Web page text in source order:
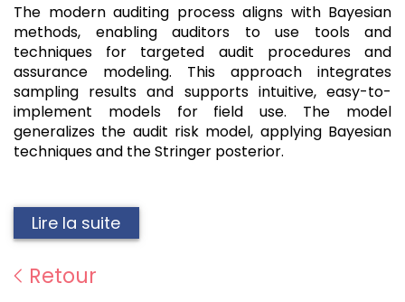
The modern auditing process aligns with Bayesian
methods, enabling auditors to use tools and
techniques for targeted audit procedures and
assurance modeling. This approach integrates
sampling results and supports intuitive, easy-to-
implement models for field use. The model
generalizes the audit risk model, applying Bayesian
techniques and the Stringer posterior.
Lire la suite
Retour